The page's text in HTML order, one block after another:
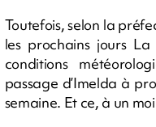
Toutefois, selon la
les prochains jours
conditions
passage d’Imelda à
semaine. Et ce, à un